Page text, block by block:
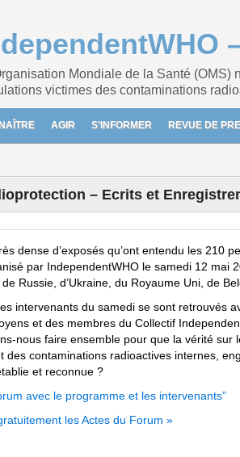
Mondiale de la Santé
victimes des contaminations
AGIR S’INFORMER REVUE DE
– Ecrits et
dense d’exposés qu’ont entendu les 210
par IndependentWHO le samedi 12 mai
Russie, d’Ukraine, du Royaume Uni, de
intervenants du samedi se sont retrouvés
et des membres du Collectif
nous faire ensemble pour que la vérité sur
des contaminations radioactives internes,
et reconnue ?
avec le programme et les intervenants”
les Actes du Forum »